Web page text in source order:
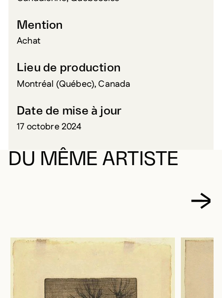
Mention
Achat
Lieu de production
Montréal (Québec), Canada
Date de mise à jour
17 octobre 2024
DU MÊME ARTISTE